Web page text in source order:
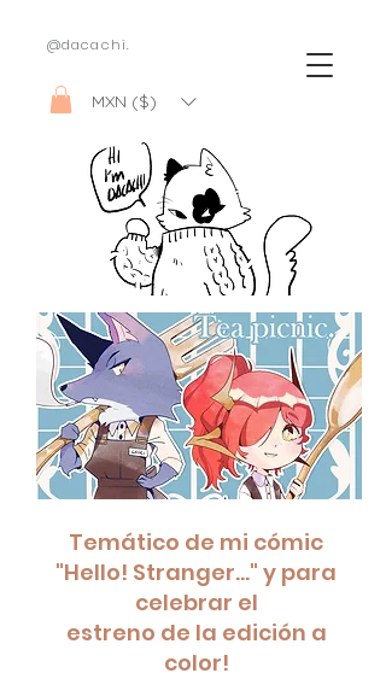
@dacachi.
MXN ($)
Temático de mi cómic
"Hello! Stranger..." y para
celebrar el
estreno de la edición a
color!